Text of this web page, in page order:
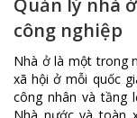
công nghiệp
Nhà ở là một trong
xã hội ở mỗi quốc
công nhân và tầng
Nhà nước và toàn